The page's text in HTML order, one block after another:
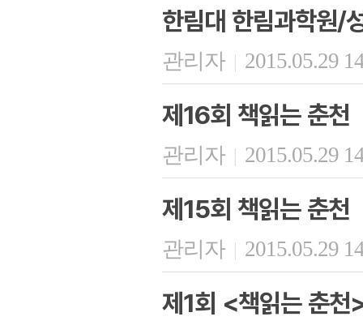
한림대 한림과학원/
관리자 | 2015.05.29
제16회 책읽는 춘천
관리자 | 2015.05.29
제15회 책읽는 춘천
관리자 | 2015.05.29
제1회 <책읽는 춘천